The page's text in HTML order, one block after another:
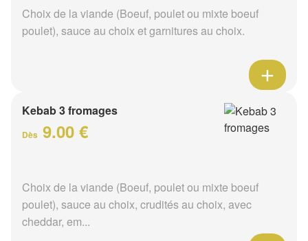
Choix de la viande (Boeuf, poulet ou mixte boeuf
poulet), sauce au choix et garnitures au choix.
Kebab 3 fromages
Dès 9.00 €
Choix de la viande (Boeuf, poulet ou mixte boeuf
poulet), sauce au choix, crudités au choix, avec
cheddar, em...